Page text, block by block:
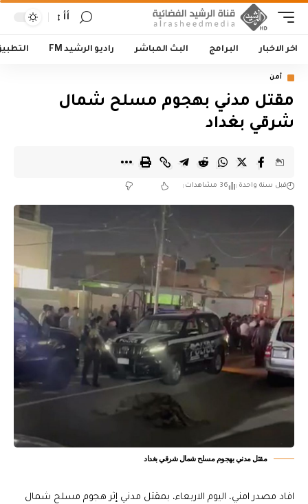
أأ
اخر الاخبار البرامج البث المباشر راديو الرشيد FM
أمن
مقتل مدني بهجوم مسلح شمال
شرقي بغداد
قبل سنة واحدة 36 مشاهدات
مقتل مدني بهجوم مسلح شمال شرقي بغداد
افاد مصدر امني، اليوم الاربعاء، بمقتل مدني إثر هجوم مسلح شمال